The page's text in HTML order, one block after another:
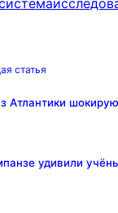
статья
Атлантики
удивили